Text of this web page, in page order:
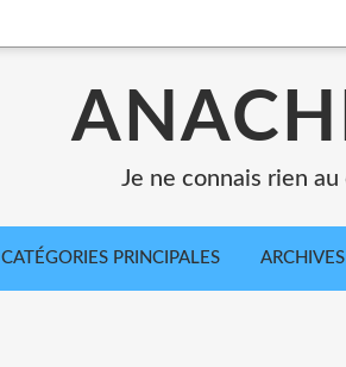
Je ne connais rien
CATÉGORIES PRINCIPALES ARCHIVES